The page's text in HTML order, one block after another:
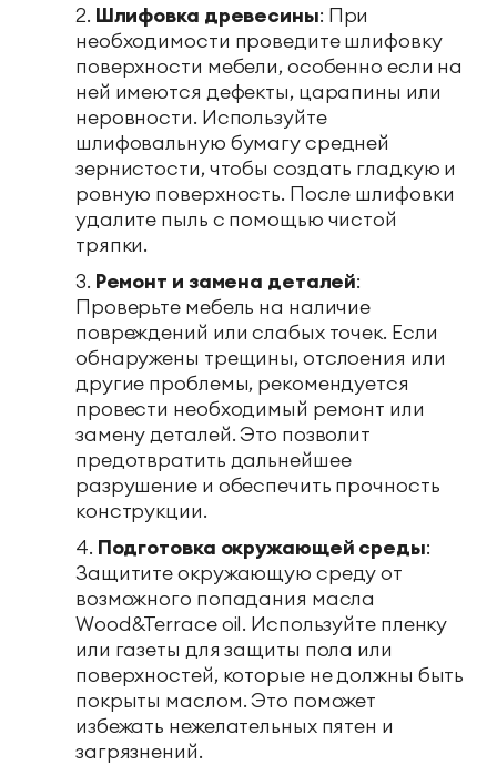
Шлифовка древесины: При
необходимости проведите шлифовку
поверхности мебели, особенно если на
ней имеются дефекты, царапины или
неровности. Используйте
шлифовальную бумагу средней
зернистости, чтобы создать гладкую и
ровную поверхность. После шлифовки
удалите пыль с помощью чистой
тряпки.
Ремонт и замена деталей:
Проверьте мебель на наличие
повреждений или слабых точек. Если
обнаружены трещины, отслоения или
другие проблемы, рекомендуется
провести необходимый ремонт или
замену деталей. Это позволит
предотвратить дальнейшее
разрушение и обеспечить прочность
конструкции.
Подготовка окружающей среды:
Защитите окружающую среду от
возможного попадания масла
Wood&Terrace oil. Используйте пленку
или газеты для защиты пола или
поверхностей, которые не должны быть
покрыты маслом. Это поможет
избежать нежелательных пятен и
загрязнений.